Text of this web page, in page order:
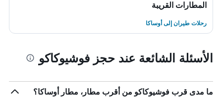
المطارات القريبة
رحلات طيران إلى أوساكا
الأسئلة الشائعة عند حجز فوشيوكاكو
ما مدى قرب فوشيوكاكو من أقرب مطار، مطار أوساكا؟